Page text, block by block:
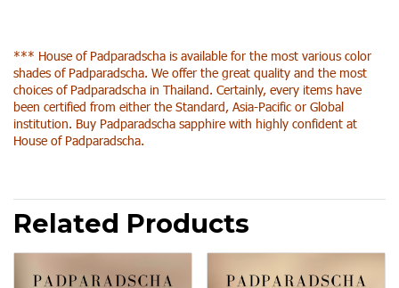
*** House of Padparadscha is available for the most various color
shades of Padparadscha. We offer the great quality and the most
choices of Padparadscha in Thailand. Certainly, every items have
been certified from either the Standard, Asia-Pacific or Global
institution. Buy Padparadscha sapphire with highly confident at
House of Padparadscha.
Related Products